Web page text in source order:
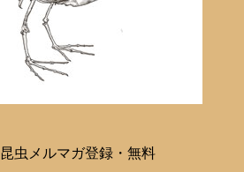
昆虫メルマガ登録・無料